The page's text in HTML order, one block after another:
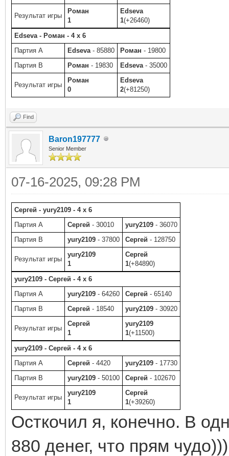
Результат игры
Роман
1
Edseva
1(+26460)
Edseva - Роман - 4 x 6
Партия A
Edseva - 85880 Роман - 19800
Партия B
Роман - 19830 Edseva - 35000
Результат игры
Роман
0
Edseva
2(+81250)
Find
Baron197777
Senior Member
07-16-2025, 09:28 PM
Сергей - yury2109 - 4 x 6
Партия A
Сергей - 30010 yury2109 - 36070
Партия B
yury2109 - 37800 Сергей - 128750
Результат игры
yury2109
1
Сергей
1(+84890)
yury2109 - Сергей - 4 x 6
Партия A
yury2109 - 64260 Сергей - 65140
Партия B
Сергей - 18540 yury2109 - 30920
Результат игры
Сергей
1
yury2109
1(+11500)
yury2109 - Сергей - 4 x 6
Партия A
Сергей - 4420 yury2109 - 17730
Партия B
yury2109 - 50100 Сергей - 102670
Результат игры
yury2109
1
Сергей
1(+39260)
Осткочил я, конечно. В
880 денег, что прям